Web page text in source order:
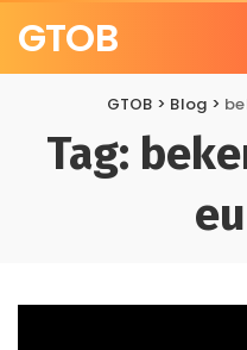
GTOB
GTOB > Blog >
Tag: